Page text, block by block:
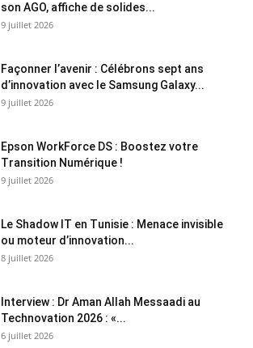
son AGO, affiche de solides...
9 juillet 2026
Façonner l’avenir : Célébrons sept ans
d’innovation avec le Samsung Galaxy...
9 juillet 2026
Epson WorkForce DS : Boostez votre
Transition Numérique !
9 juillet 2026
Le Shadow IT en Tunisie : Menace invisible
ou moteur d’innovation...
8 juillet 2026
Interview : Dr Aman Allah Messaadi au
Technovation 2026 : «...
6 juillet 2026